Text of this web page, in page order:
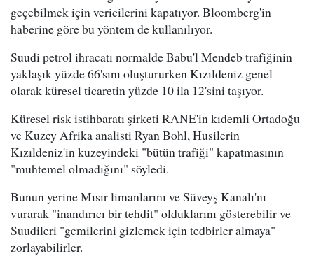
geçebilmek için vericilerini kapatıyor. Bloomberg'in
haberine göre bu yöntem de kullanılıyor.
Suudi petrol ihracatı normalde Babu'l Mendeb trafiğinin
yaklaşık yüzde 66'sını oluştururken Kızıldeniz genel
olarak küresel ticaretin yüzde 10 ila 12'sini taşıyor.
Küresel risk istihbaratı şirketi RANE'in kıdemli Ortadoğu
ve Kuzey Afrika analisti Ryan Bohl, Husilerin
Kızıldeniz'in kuzeyindeki "bütün trafiği" kapatmasının
"muhtemel olmadığını" söyledi.
Bunun yerine Mısır limanlarını ve Süveyş Kanalı'nı
vurarak "inandırıcı bir tehdit" olduklarını gösterebilir ve
Suudileri "gemilerini gizlemek için tedbirler almaya"
zorlayabilirler.